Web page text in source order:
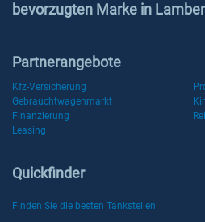
bevorzugten Marke in
Partnerangebote
Kfz-Versicherung
Gebrauchtwagenmarkt
Finanzierung
Leasing
Quickfinder
Finden Sie die besten Tankstellen